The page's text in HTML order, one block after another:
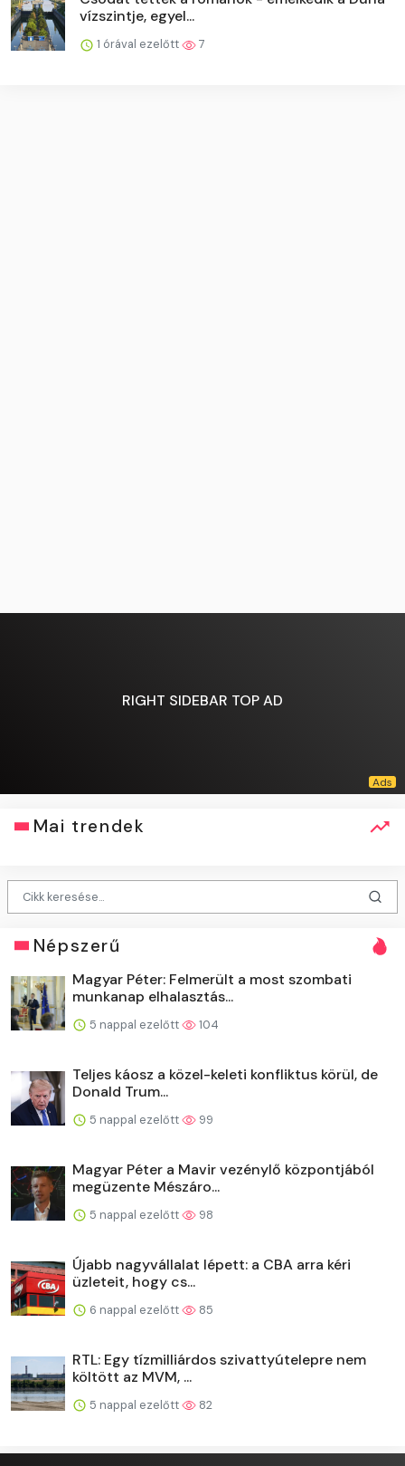
vízszintje, egyel...
1 órával ezelőtt 7
RIGHT SIDEBAR TOP AD
Mai trendek
Népszerű
Magyar Péter: Felmerült a most szombati
munkanap elhalasztás...
5 nappal ezelőtt 104
Teljes káosz a közel-keleti konfliktus körül, de
Donald Trum...
5 nappal ezelőtt 99
Magyar Péter a Mavir vezénylő központjából
megüzente Mészáro...
5 nappal ezelőtt 98
Újabb nagyvállalat lépett: a CBA arra kéri
üzleteit, hogy cs...
6 nappal ezelőtt 85
RTL: Egy tízmilliárdos szivattyútelepre nem
költött az MVM, ...
5 nappal ezelőtt 82